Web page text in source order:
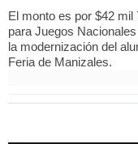
El monto es por $42
para Juegos
la modernización del
Feria de Manizales.